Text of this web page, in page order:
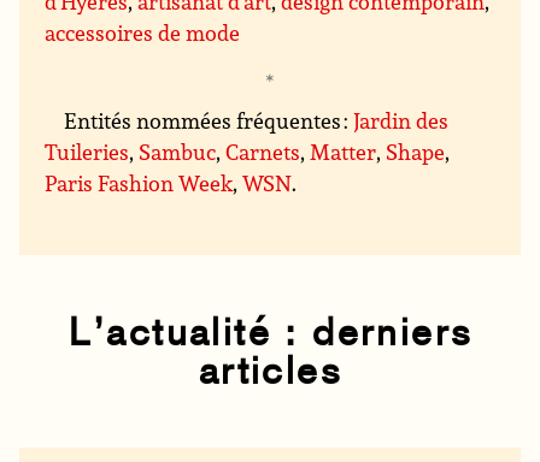
accessoires de mode
Entités nommées fréquentes :Jardin des
Tuileries, Sambuc,Carnets, Matter, Shape,
Paris Fashion Week,WSN.
L’actualité : derniers
articles